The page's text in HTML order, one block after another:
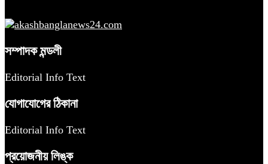
সম্পাদক মন্ডলী
Editorial Info Text
যোগাযোগের ঠিকানা
Editorial Info Text
প্রয়োজনীয় লিঙ্ক